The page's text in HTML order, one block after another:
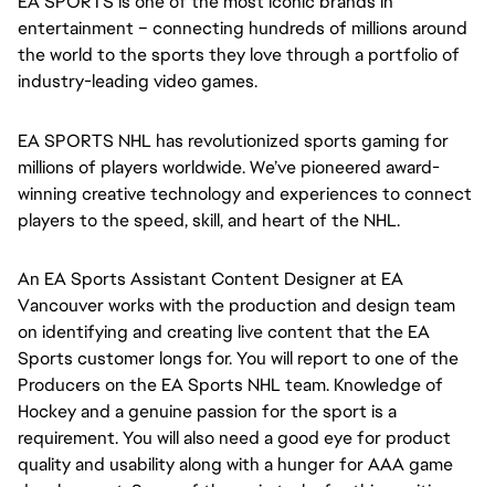
entertainment – connecting hundreds of millions around
the world to the sports they love through a portfolio of
industry-leading video games.
EA SPORTS NHL has revolutionized sports gaming for
millions of players worldwide. We’ve pioneered award-
winning creative technology and experiences to connect
players to the speed, skill, and heart of the NHL.
An EA Sports Assistant Content Designer at EA
Vancouver works with the production and design team
on identifying and creating live content that the EA
Sports customer longs for. You will report to one of the
Producers on the EA Sports NHL team. Knowledge of
Hockey and a genuine passion for the sport is a
requirement. You will also need a good eye for product
quality and usability along with a hunger for AAA game